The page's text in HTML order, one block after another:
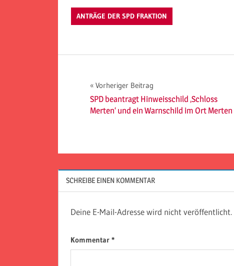
ANTRÄGE DER SPD FRAKTION
Beitragsnavigation
Vorheriger Beitrag
SPD beantragt Hinweisschild ‚Schloss
Merten‘ und ein Warnschild im Ort Merten
SCHREIBE EINEN KOMMENTAR
Deine E-Mail-Adresse wird nicht veröffentlicht.
Kommentar *